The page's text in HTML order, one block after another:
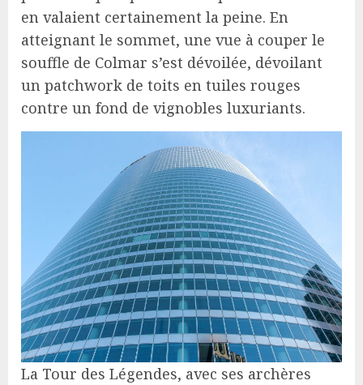
en valaient certainement la peine. En
atteignant le sommet, une vue à couper le
souffle de Colmar s’est dévoilée, dévoilant
un patchwork de toits en tuiles rouges
contre un fond de vignobles luxuriants.
La Tour des Légendes, avec ses archères